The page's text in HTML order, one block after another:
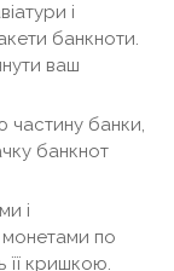
і
банкноти.
ваш
частину банки,
банкнот
і
по
її кришкою.